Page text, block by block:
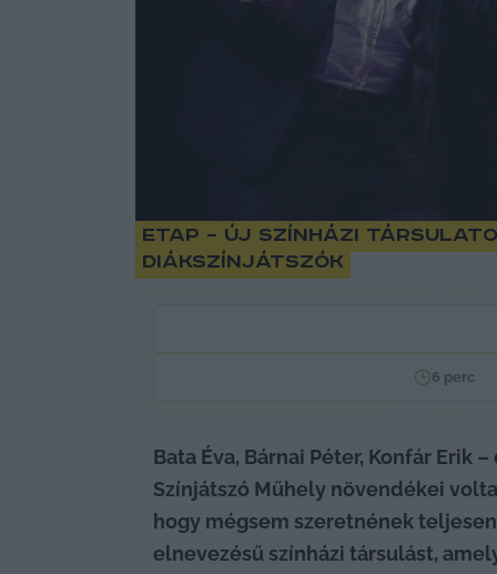
ETAP – Új színházi
diákszínjátszók
6 perc
Bata Éva, Bárnai Péter, Konfár Erik
Színjátszó Műhely növendékei
hogy mégsem szeretnének
elnevezésű színházi társulást,